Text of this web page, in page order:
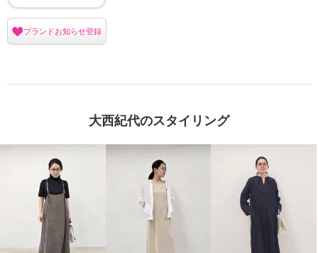
ブランドお知らせ登録
大西紀代のスタイリング